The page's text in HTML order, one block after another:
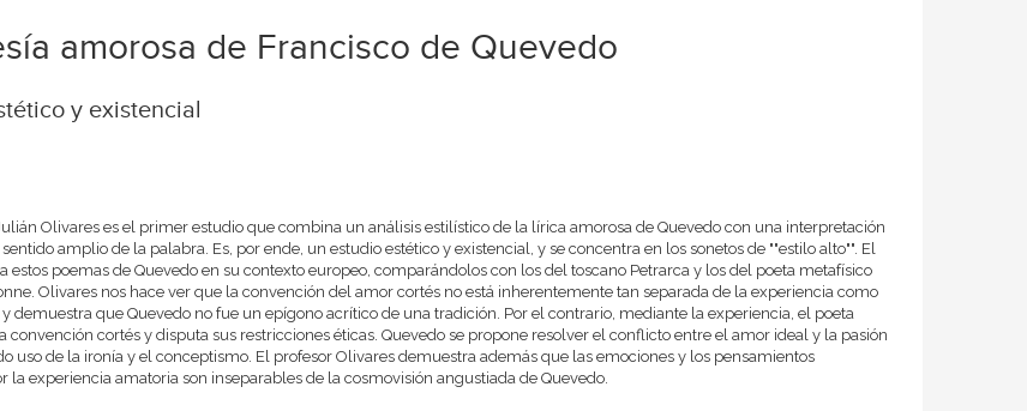
amorosa de Francisco de Quevedo
y existencial
Olivares es el primer estudio que combina un análisis estilístico de la lírica amorosa de Quevedo con una interpretación
amplio de la palabra. Es, por ende, un estudio estético y existencial, y se concentra en los sonetos de ""estilo alto"". El
estos poemas de Quevedo en su contexto europeo, comparándolos con los del toscano Petrarca y los del poeta metafísico
Olivares nos hace ver que la convención del amor cortés no está inherentemente tan separada de la experiencia como
y demuestra que Quevedo no fue un epígono acrítico de una tradición. Por el contrario, mediante la experiencia, el poeta
convención cortés y disputa sus restricciones éticas. Quevedo se propone resolver el conflicto entre el amor ideal y la pasión
uso de la ironía y el conceptismo. El profesor Olivares demuestra además que las emociones y los pensamientos
la experiencia amatoria son inseparables de la cosmovisión angustiada de Quevedo.